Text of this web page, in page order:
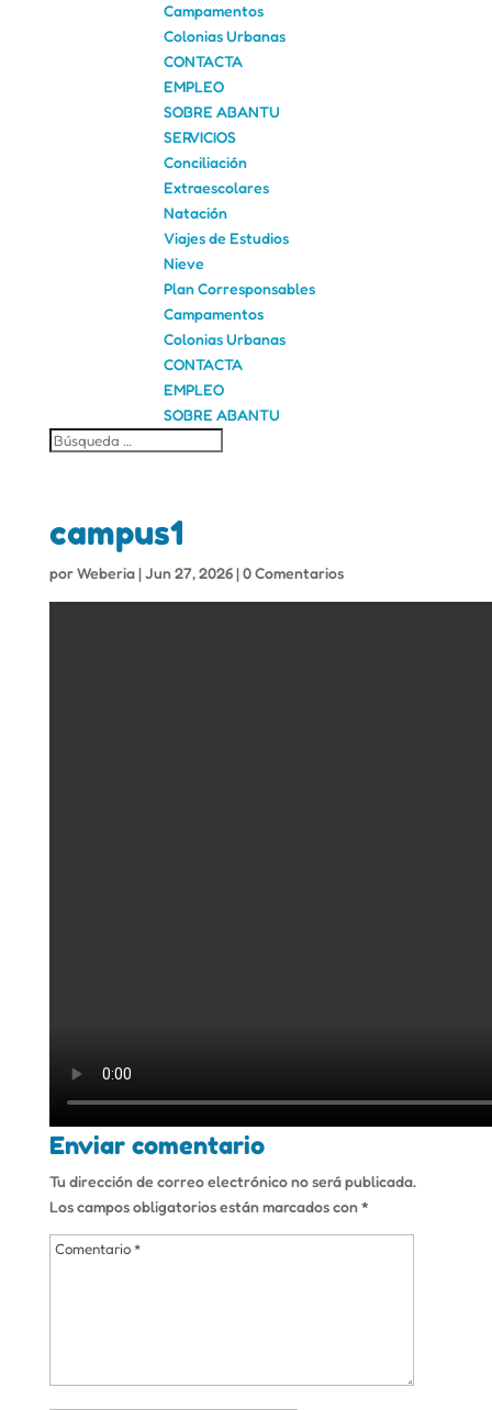
Campamentos
Colonias Urbanas
CONTACTA
EMPLEO
SOBRE ABANTU
SERVICIOS
Conciliación
Extraescolares
Natación
Viajes de Estudios
Nieve
Plan Corresponsables
Campamentos
Colonias Urbanas
CONTACTA
EMPLEO
SOBRE ABANTU
campus1
porWeberia|Jun 27, 2026|0 Comentarios
Enviar comentario
Tu dirección de correo electrónico no será publicada.
Los campos obligatorios están marcados con*